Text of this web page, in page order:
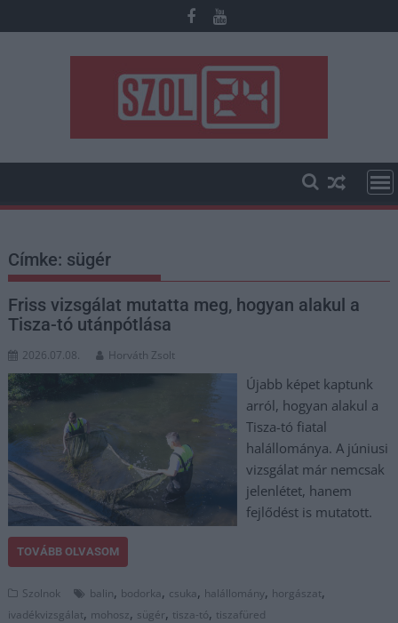
to
Címke: sügér
Friss vizsgálat mutatta meg, hogyan alakul a
Tisza-tó utánpótlása
2026.07.08. Horváth Zsolt
Újabb képet kaptunk
arról, hogyan alakul a
Tisza-tó fiatal
halállománya. A júniusi
vizsgálat már nemcsak
jelenlétet, hanem
fejlődést is mutatott.
TOVÁBB OLVASOM
Szolnok balin, bodorka, csuka, halállomány, horgászat,
ivadékvizsgálat, mohosz, sügér, tisza-tó, tiszafüred